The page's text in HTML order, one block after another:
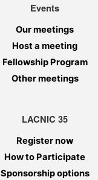
Events
Our meetings
Host a meeting
Fellowship Program
Other meetings
LACNIC 35
Register now
How to Participate
Sponsorship options